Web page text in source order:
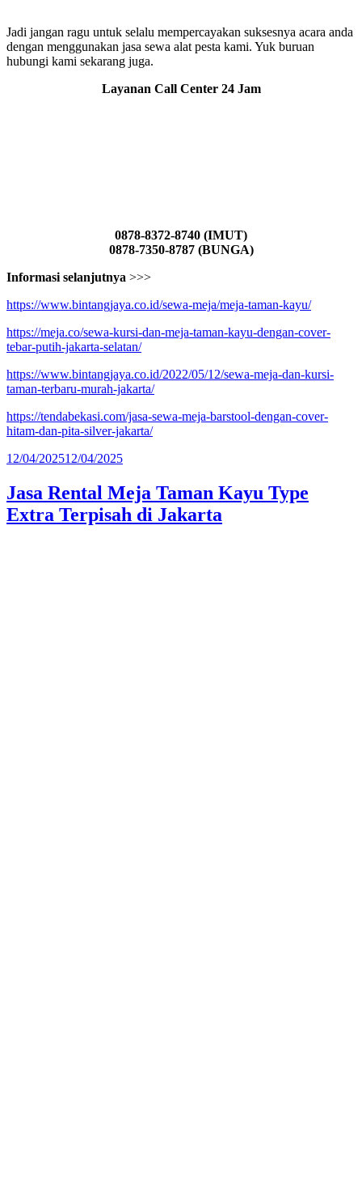
Jadi jangan ragu untuk selalu mempercayakan suksesnya acara anda
dengan menggunakan jasa sewa alat pesta kami. Yuk buruan
hubungi kami sekarang juga.
Layanan Call Center 24 Jam
0878-8372-8740 (IMUT)
0878-7350-8787 (BUNGA)
Informasi selanjutnya >>>
https://www.bintangjaya.co.id/sewa-meja/meja-taman-kayu/
https://meja.co/sewa-kursi-dan-meja-taman-kayu-dengan-cover-
tebar-putih-jakarta-selatan/
https://www.bintangjaya.co.id/2022/05/12/sewa-meja-dan-kursi-
taman-terbaru-murah-jakarta/
https://tendabekasi.com/jasa-sewa-meja-barstool-dengan-cover-
hitam-dan-pita-silver-jakarta/
Diposkan
12/04/202512/04/2025
Jasa Rental Meja Taman Kayu Type
Extra Terpisah di Jakarta